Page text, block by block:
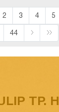
2 3 4 5
44
TP.